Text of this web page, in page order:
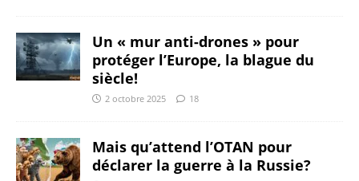
Un « mur anti-drones » pour
protéger l’Europe, la blague du
siècle!
2 octobre 2025 18
Mais qu’attend l’OTAN pour
déclarer la guerre à la Russie?